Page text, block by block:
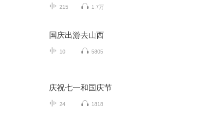
215 1.7万
国庆出游去山西
10 5805
庆祝七一和国庆节
24 1818